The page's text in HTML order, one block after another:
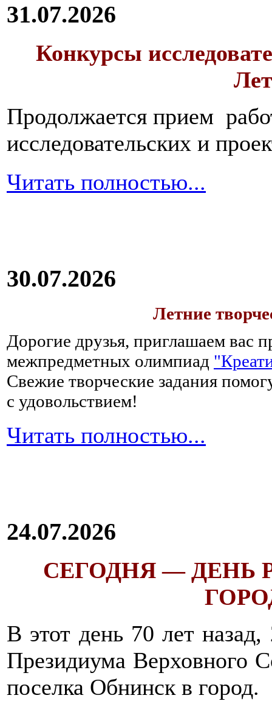
31.07.2026
Конкурсы
Продолжается прием
исследовательских и
Читать полностью...
30.07.2026
Летние
Дорогие друзья, приглашаем вас
межпредметных олимпиад
Свежие творческие задания
с удовольствием!
Читать полностью...
24.07.2026
СЕГОДНЯ — ДЕНЬ
В этот день 70 лет
Президиума Верховного
поселка Обнинск в город.